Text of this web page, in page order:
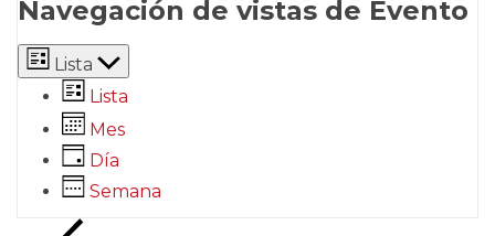
Navegación de vistas de Evento
Lista
Lista
Mes
Día
Semana